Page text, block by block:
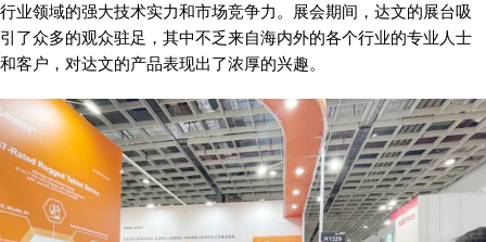
行业领域的强大技术实力和市场竞争力。展会期间，达文的展台吸
引了众多的观众驻足，其中不乏来自海内外的各个行业的专业人士
和客户，对达文的产品表现出了浓厚的兴趣。